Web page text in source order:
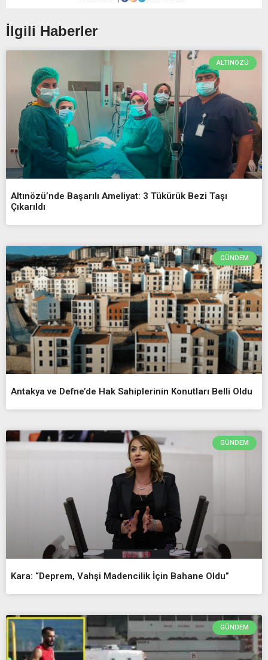
İlgili Haberler
ALTINÖZÜ
Altınözü’nde Başarılı Ameliyat: 3 Tükürük Bezi Taşı
Çıkarıldı
GÜNDEM
Antakya ve Defne’de Hak Sahiplerinin Konutları Belli Oldu
GÜNDEM
Kara: “Deprem, Vahşi Madencilik İçin Bahane Oldu”
GÜNDEM